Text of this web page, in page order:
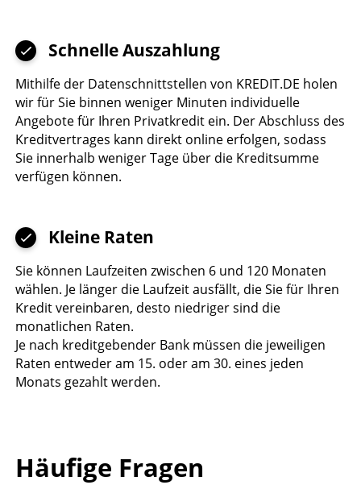
Schnelle Auszahlung
Mithilfe der Datenschnittstellen von KREDIT.DE holen
wir für Sie binnen weniger Minuten individuelle
Angebote für Ihren Privatkredit ein. Der Abschluss des
Kreditvertrages kann direkt online erfolgen, sodass
Sie innerhalb weniger Tage über die Kreditsumme
verfügen können.
Kleine Raten
Sie können Laufzeiten zwischen 6 und 120 Monaten
wählen. Je länger die Laufzeit ausfällt, die Sie für Ihren
Kredit vereinbaren, desto niedriger sind die
monatlichen Raten.
Je nach kreditgebender Bank müssen die jeweiligen
Raten entweder am 15. oder am 30. eines jeden
Monats gezahlt werden.
Häufige Fragen